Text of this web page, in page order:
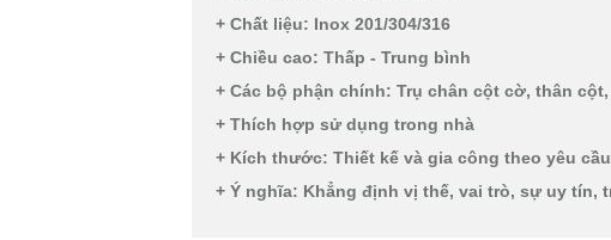
+ Chất liệu: Inox 201/304/316
+ Chiều cao: Thấp - Trung bình
+ Các bộ phận chính: Trụ chân cột cờ, thân
+ Thích hợp sử dụng trong nhà
+ Kích thước: Thiết kế và gia công theo yêu cầu
+ Ý nghĩa: Khẳng định vị thế, vai trò, sự uy tín,